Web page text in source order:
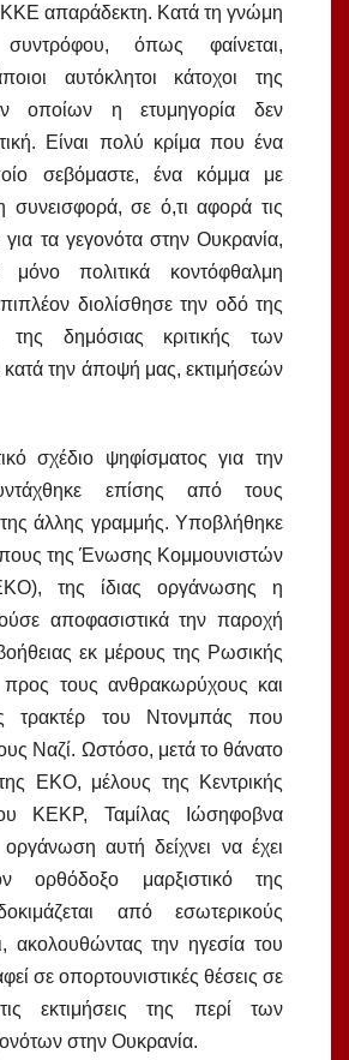
απαράδεκτη. Κατά τη γνώμη
όπως φαίνεται,
αυτόκλητοι κάτοχοι της
οποίων η ετυμηγορία δεν
Είναι πολύ κρίμα που ένα
σεβόμαστε, ένα κόμμα με
συνεισφορά, σε ό,τι αφορά τις
για τα γεγονότα στην Ουκρανία,
μόνο πολιτικά κοντόφθαλμη
διολίσθησε την οδό της
της δημόσιας κριτικής των
την άποψή μας, εκτιμήσεών
σχέδιο ψηφίσματος για την
επίσης από τους
της άλλης γραμμής. Υποβλήθηκε
της Ένωσης Κομμουνιστών
της ίδιας οργάνωσης η
αποφασιστικά την παροχή
εκ μέρους της Ρωσικής
τους ανθρακωρύχους και
τρακτέρ του Ντονμπάς που
Ναζί. Ωστόσο, μετά το θάνατο
ΕΚΟ, μέλους της Κεντρικής
ΚΕΚΡ, Ταμίλας Ιώσηφοβνα
αυτή δείχνει να έχει
ορθόδοξο μαρξιστικό της
από εσωτερικούς
ακολουθώντας την ηγεσία του
σε οπορτουνιστικές θέσεις σε
εκτιμήσεις της περί των
στην Ουκρανία.